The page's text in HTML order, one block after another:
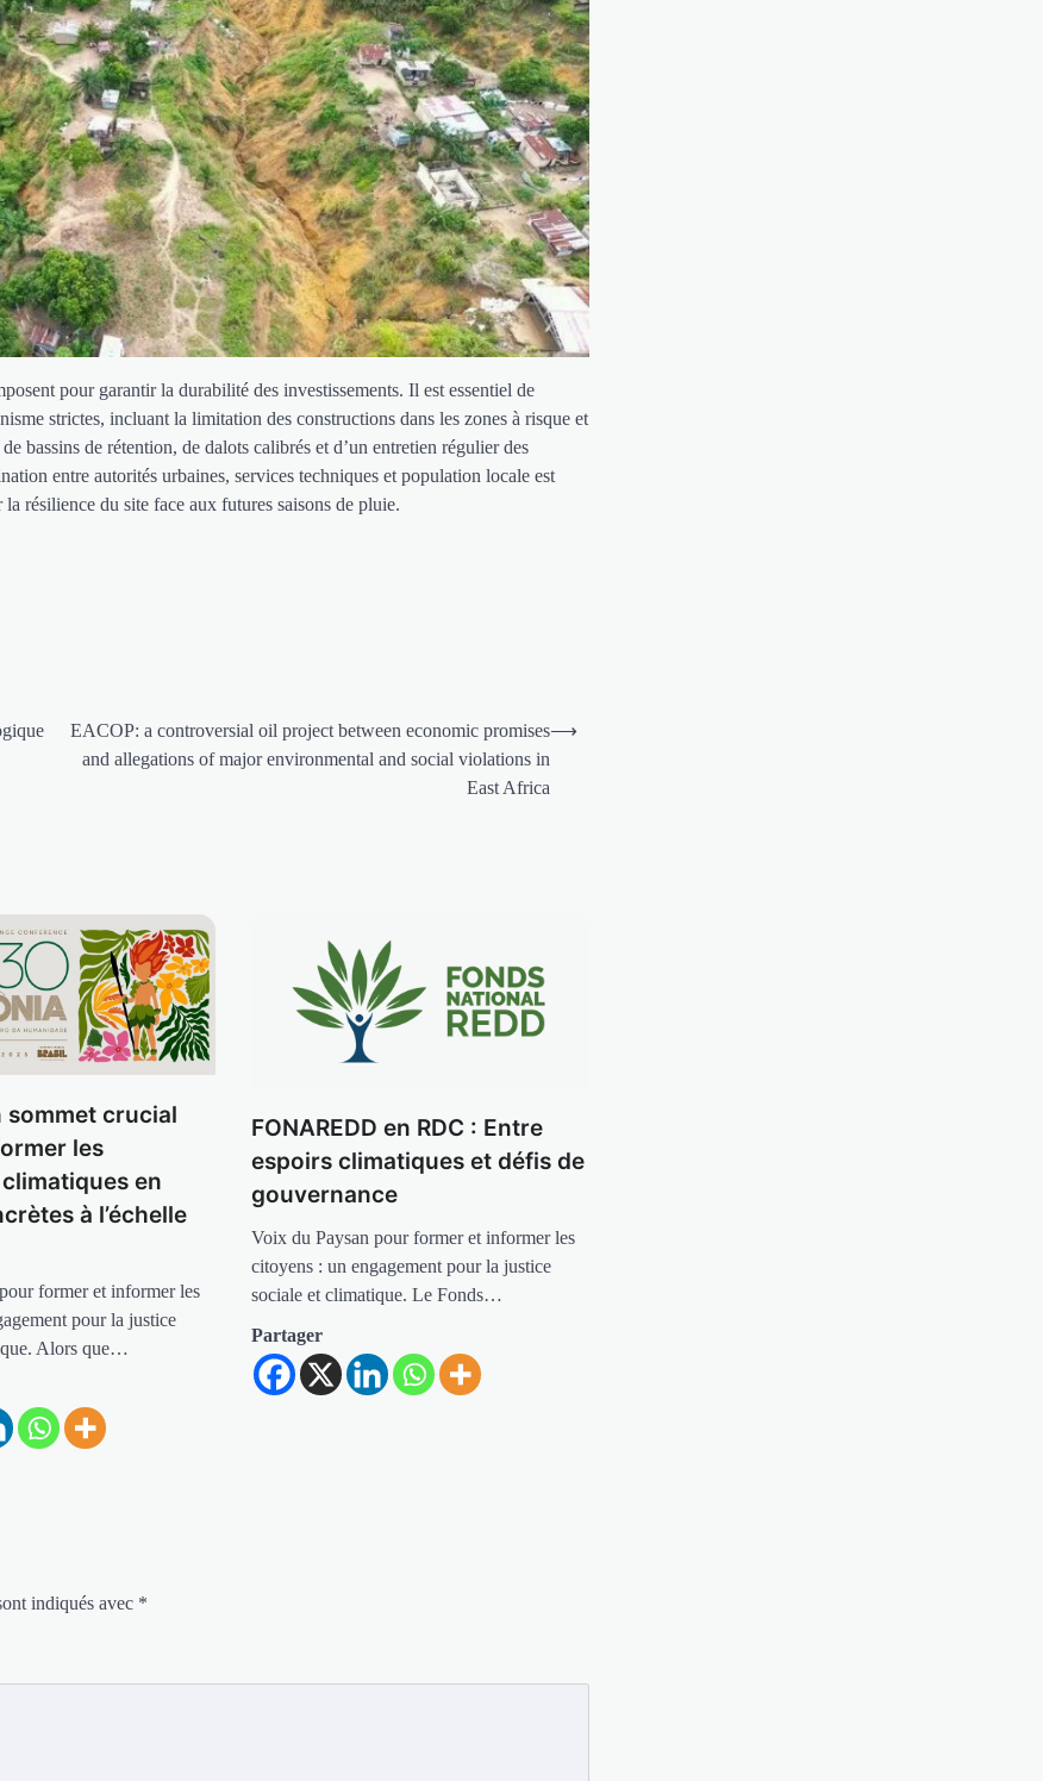
pour garantir la durabilité des investissements. Il est essentiel de
strictes, incluant la limitation des constructions dans les zones à risque et
bassins de rétention, de dalots calibrés et d’un entretien régulier des
entre autorités urbaines, services techniques et population locale est
résilience du site face aux futures saisons de pluie.
EACOP: a controversial oil project between economic promises
and allegations of major environmental and social violations in
East Africa
⟶
sommet crucial
les
en
à l’échelle
former et informer les
pour la justice
Alors que…
FONAREDD en RDC : Entre
espoirs climatiques et défis de
gouvernance
Voix du Paysan pour former et informer les
citoyens : un engagement pour la justice
sociale et climatique. Le Fonds…
Partager
indiqués avec *